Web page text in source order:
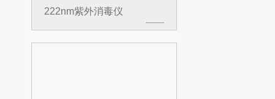
222nm紫外消毒仪